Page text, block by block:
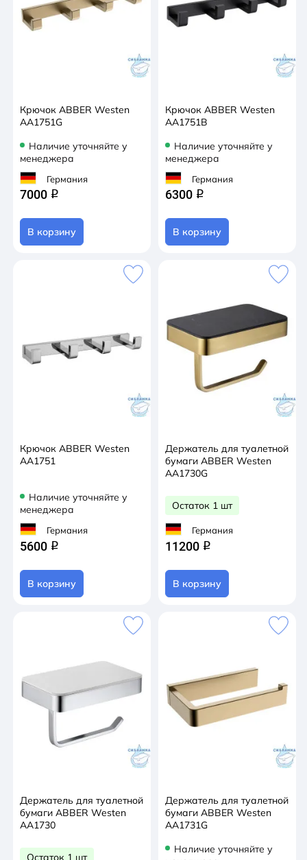
Крючок ABBER Westen
AA1751G
Наличие уточняйте у
менеджера
Германия
7000 q
В корзину
Крючок ABBER Westen
AA1751B
Наличие уточняйте у
менеджера
Германия
6300 q
В корзину
Крючок ABBER Westen
AA1751
Наличие уточняйте у
менеджера
Германия
5600 q
В корзину
Держатель для туалетной
бумаги ABBER Westen
AA1730G
Остаток 1 шт
Германия
11200 q
В корзину
Держатель для туалетной
бумаги ABBER Westen
AA1730
Остаток 1 шт
Держатель для туалетной
бумаги ABBER Westen
AA1731G
Наличие уточняйте у